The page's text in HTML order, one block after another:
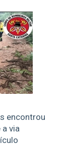
encontrou
via